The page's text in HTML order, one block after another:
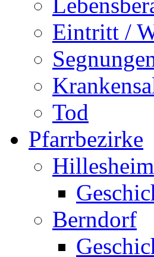
Eintritt /
Tod
Pfarrbezirke
Hillesheim
Berndorf